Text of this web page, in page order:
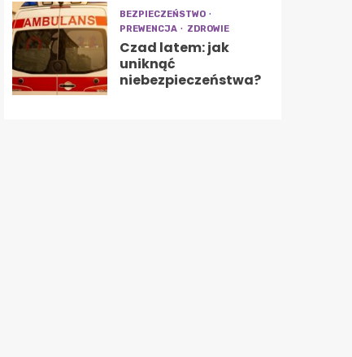
BEZPIECZEŃSTWO
PREWENCJA
ZDROWIE
Czad latem: jak
uniknąć
niebezpieczeństwa?